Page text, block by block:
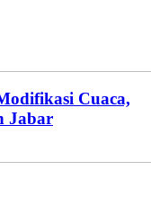
Cuaca,
Jabar